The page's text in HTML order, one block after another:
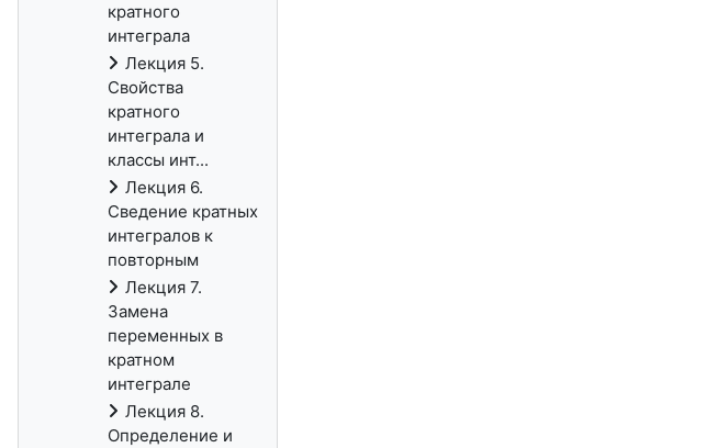
кратного
интеграла
Лекция 5.
Свойства
кратного
интеграла и
классы инт...
Лекция 6.
Сведение кратных
интегралов к
повторным
Лекция 7.
Замена
переменных в
кратном
интеграле
Лекция 8.
Определение и